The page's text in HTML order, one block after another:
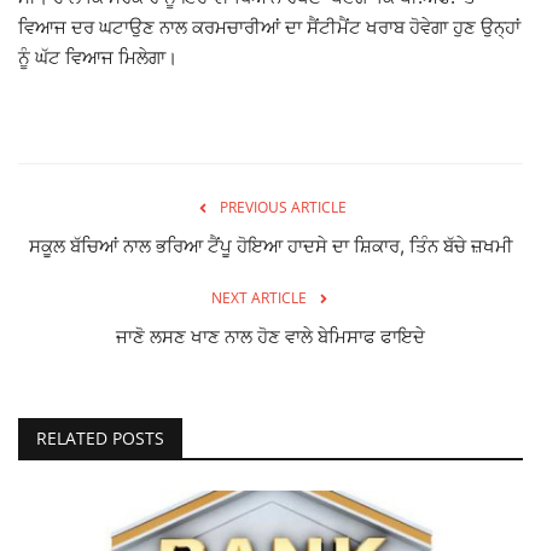
Important
ਵਿਆਜ ਦਰ ਘਟਾਉਣ ਨਾਲ ਕਰਮਚਾਰੀਆਂ ਦਾ ਸੈਂਟੀਮੈਂਟ ਖਰਾਬ ਹੋਵੇਗਾ ਹੁਣ ਉਨ੍ਹਾਂ
ਨੂੰ ਘੱਟ ਵਿਆਜ ਮਿਲੇਗਾ।
PREVIOUS ARTICLE
ਸਕੂਲ ਬੱਚਿਆਂ ਨਾਲ ਭਰਿਆ ਟੈਂਪੂ ਹੋਇਆ ਹਾਦਸੇ ਦਾ ਸ਼ਿਕਾਰ, ਤਿੰਨ ਬੱਚੇ ਜ਼ਖਮੀ
NEXT ARTICLE
ਜਾਣੋ ਲਸਣ ਖਾਣ ਨਾਲ ਹੋਣ ਵਾਲੇ ਬੇਮਿਸਾਫ ਫਾਇਦੇ
RELATED POSTS